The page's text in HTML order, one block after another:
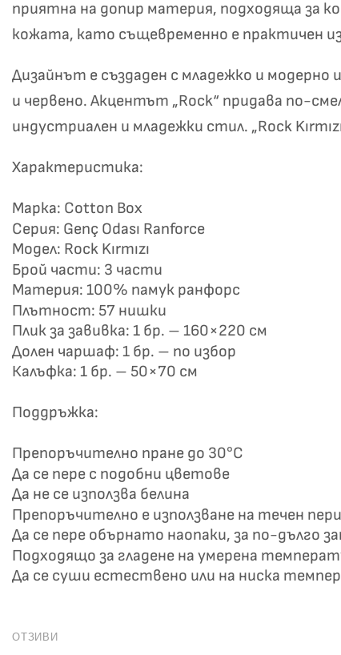
приятна на допир материя, подходяща за
кожата, като същевременно е практичен
Дизайнът е създаден с младежко и
и червено. Акцентът „Rock“ придава по-
индустриален и младежки стил. „Rock
Характеристика:
Марка: Cotton Box
Серия: Genç Odası Ranforce
Модел: Rock Kırmızı
Брой части: 3 части
Материя: 100% памук ранфорс
Плътност: 57 нишки
Плик за завивка: 1 бр. – 160×220 см
Долен чаршаф: 1 бр. – по избор
Калъфка: 1 бр. – 50×70 см
Поддръжка:
Препоръчително пране до 30°C
Да се пере с подобни цветове
Да не се използва белина
Препоръчително е използване на течен
Да се пере обърнато наопаки, за по-дълго
Подходящо за гладене на умерена
Да се суши естествено или на ниска
ОТЗИВИ